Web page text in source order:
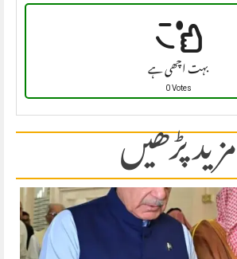
بہت اچھی ہے
0 Votes
مزید پڑھیں